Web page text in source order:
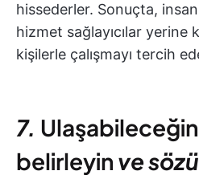
hissederler. Sonuçta,
hizmet sağlayıcılar yerine
kişilerle çalışmayı tercih
7.
belirleyin ve